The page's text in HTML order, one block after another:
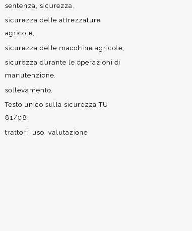
sentenza sicurezza
sicurezza delle attrezzature
agricole
sicurezza delle macchine agricole
sicurezza durante le operazioni di
manutenzione
sollevamento
Testo unico sulla sicurezza TU
81/08
trattori
uso valutazione